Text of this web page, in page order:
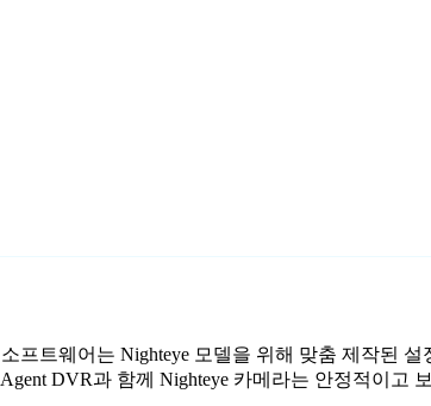
프트웨어는 Nighteye 모델을 위해 맞춤 제작된
DVR과 함께 Nighteye 카메라는 안정적이고